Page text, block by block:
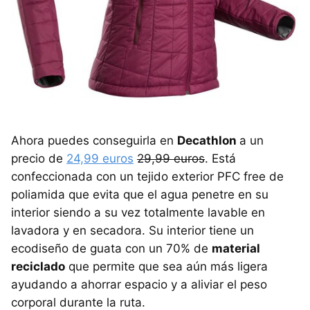
Ahora puedes conseguirla en Decathlon a un
precio de 24,99 euros 29,99 euros. Está
confeccionada con un tejido exterior PFC free de
poliamida que evita que el agua penetre en su
interior siendo a su vez totalmente lavable en
lavadora y en secadora. Su interior tiene un
ecodiseño de guata con un 70% de material
reciclado que permite que sea aún más ligera
ayudando a ahorrar espacio y a aliviar el peso
corporal durante la ruta.